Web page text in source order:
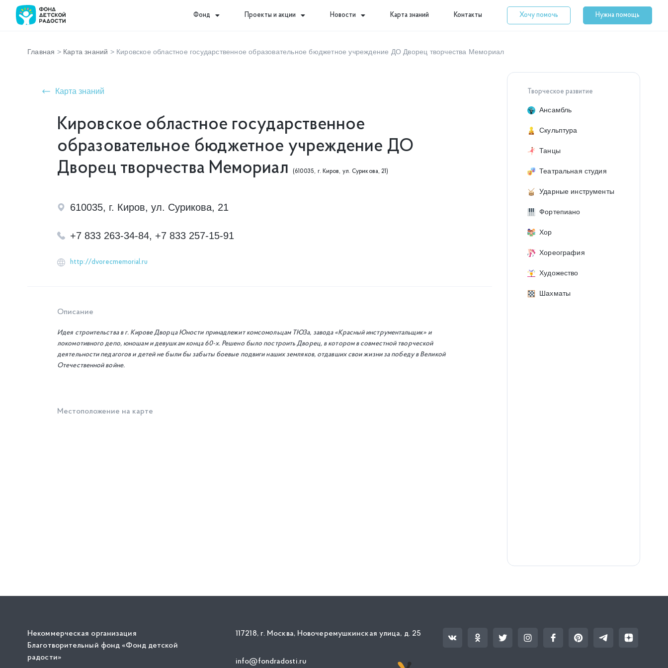
Фонд Проекты и акции Новости Карта знаний Контакты Хочу помочь Нужна помощь
Главная > Карта знаний > Кировское областное государственное образовательное бюджетное учреждение ДО Дворец творчества Мемориал
Карта знаний
Кировское областное государственное
образовательное бюджетное учреждение ДО
Дворец творчества Мемориал
(610035, г. Киров, ул. Сурикова, 21)
610035, г. Киров, ул. Сурикова, 21
+7 833 263-34-84, +7 833 257-15-91
http://dvorecmemorial.ru
Описание
Идея строительства в г. Кирове Дворца Юности принадлежит комсомольцам ТЮЗа, завода «Красный инструментальщик» и
локомотивного депо, юношам и девушкам конца 60-х. Решено было построить Дворец, в котором в совместной творческой
деятельности педагогов и детей не были бы забыты боевые подвиги наших земляков, отдавших свои жизни за победу в Великой
Отечественной войне.
Местоположение на карте
Творческое развитие
Ансамбль
Скульптура
Танцы
Театральная студия
Ударные инструменты
Фортепиано
Хор
Хореография
Художество
Шахматы
Некоммерческая организация
Благотворительный фонд «Фонд детской
радости»
117218, г. Москва, Новочеремушкинская улица, д. 25
info@fondradosti.ru